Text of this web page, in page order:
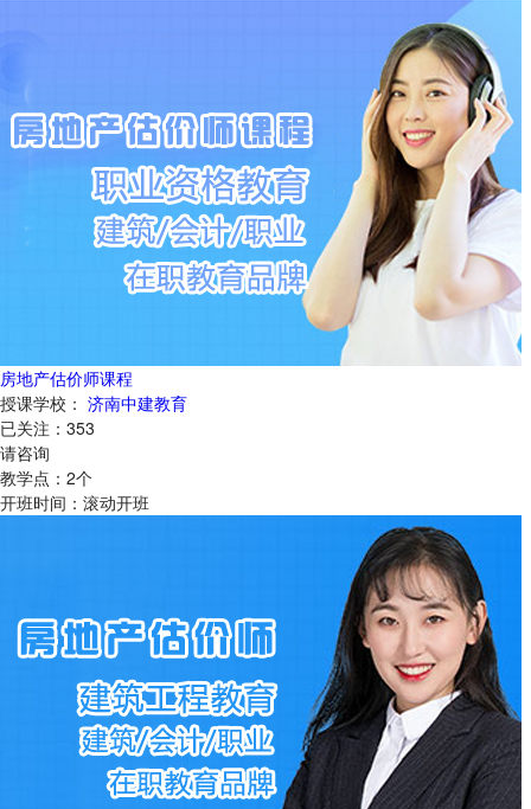
房地产估价师课程
授课学校： 济南中建教育
已关注： 353
请咨询
教学点： 2个
开班时间： 滚动开班